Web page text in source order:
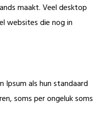
maakt. Veel desktop
websites die nog in
als hun standaard
soms per ongeluk soms